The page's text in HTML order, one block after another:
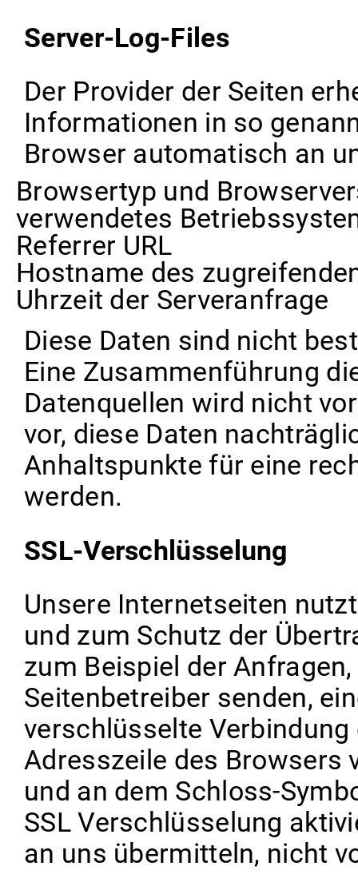
Server-Log-Files
Der Provider der Seiten
Informationen in so
Browser automatisch an
Browsertyp und
verwendetes
Referrer URL
Hostname des
Uhrzeit der Serveranfrage
Diese Daten sind nicht
Eine Zusammenführung
Datenquellen wird nicht
vor, diese Daten
Anhaltspunkte für eine
werden.
SSL-Verschlüsselung
Unsere Internetseiten
und zum Schutz der
zum Beispiel der
Seitenbetreiber senden,
verschlüsselte Verbindung
Adresszeile des
und an dem Schloss-
SSL Verschlüsselung
an uns übermitteln, nicht